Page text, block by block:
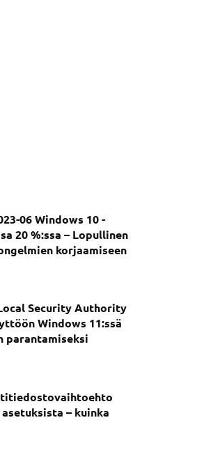
06 Windows 10 -
20 %:ssa – Lopullinen
korjaamiseen
Security Authority
Windows 11:ssä
parantamiseksi
– kuinka